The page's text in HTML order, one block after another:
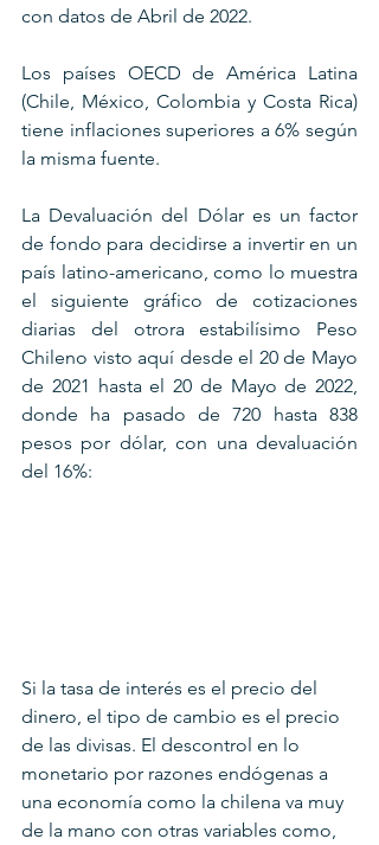
con datos de Abril de 2022.
Los países OECD de América Latina
(Chile, México, Colombia y Costa Rica)
tiene inflaciones superiores a 6% según
la misma fuente.
La Devaluación del Dólar es un factor
de fondo para decidirse a invertir en un
país latino-americano, como lo muestra
el siguiente gráfico de cotizaciones
diarias del otrora estabilísimo Peso
Chileno visto aquí desde el 20 de Mayo
de 2021 hasta el 20 de Mayo de 2022,
donde ha pasado de 720 hasta 838
pesos por dólar, con una devaluación
del 16%:
Si la tasa de interés es el precio del
dinero, el tipo de cambio es el precio
de las divisas. El descontrol en lo
monetario por razones endógenas a
una economía como la chilena va muy
de la mano con otras variables como,